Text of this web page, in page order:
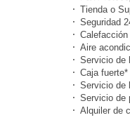
Tienda o
Seguridad
Calefacción
Aire
Servicio de
Caja fuerte*
Servicio de
Servicio de
Alquiler de